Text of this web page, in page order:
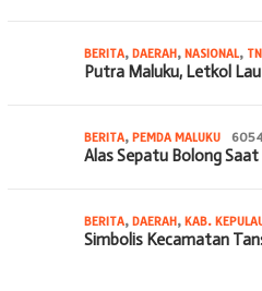
BERITA, DAERAH, NASIONAL,
Putra Maluku, Letkol
BERITA, PEMDA MALUKU
Alas Sepatu Bolong
BERITA, DAERAH, KAB.
Simbolis Kecamatan